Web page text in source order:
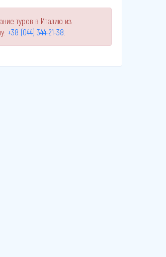
туров в Италию из
+38 (044) 344-21-38